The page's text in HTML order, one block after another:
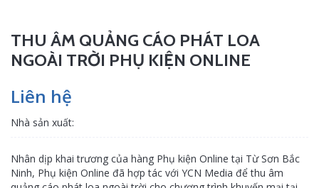
THU ÂM QUẢNG CÁO PHÁT LOA
NGOÀI TRỜI PHỤ KIỆN ONLINE
Liên hệ
Nhà sản xuất:
Nhân dịp khai trương của hàng Phụ kiện Online tại Từ Sơn Bắc
Ninh, Phụ kiện Online đã hợp tác với YCN Media để thu âm